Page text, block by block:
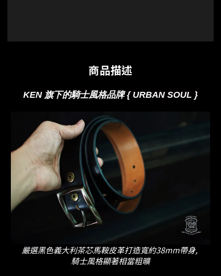
商品描述
KEN 旗下的騎士風格品牌 { URBAN SOUL }
嚴選黑色義大利茶芯馬鞍皮革打造寬約38mm帶身,
騎士風格顯著相當粗曠